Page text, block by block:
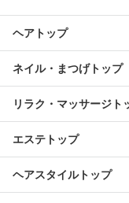
ヘアトップ
ネイル・まつげトップ
リラク・マッサージト
エステトップ
ヘアスタイルトップ